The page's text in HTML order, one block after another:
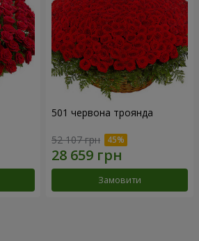
501 червона троянда
52 107 грн
Замовити